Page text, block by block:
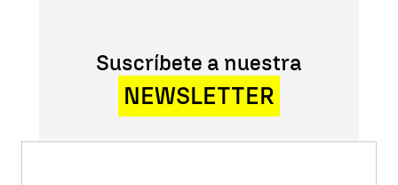
Suscríbete a nuestra
NEWSLETTER